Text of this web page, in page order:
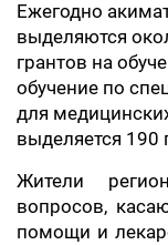
Ежегодно
выделяются
грантов на
обучение по
для
выделяется 190
Жители
вопросов,
помощи и